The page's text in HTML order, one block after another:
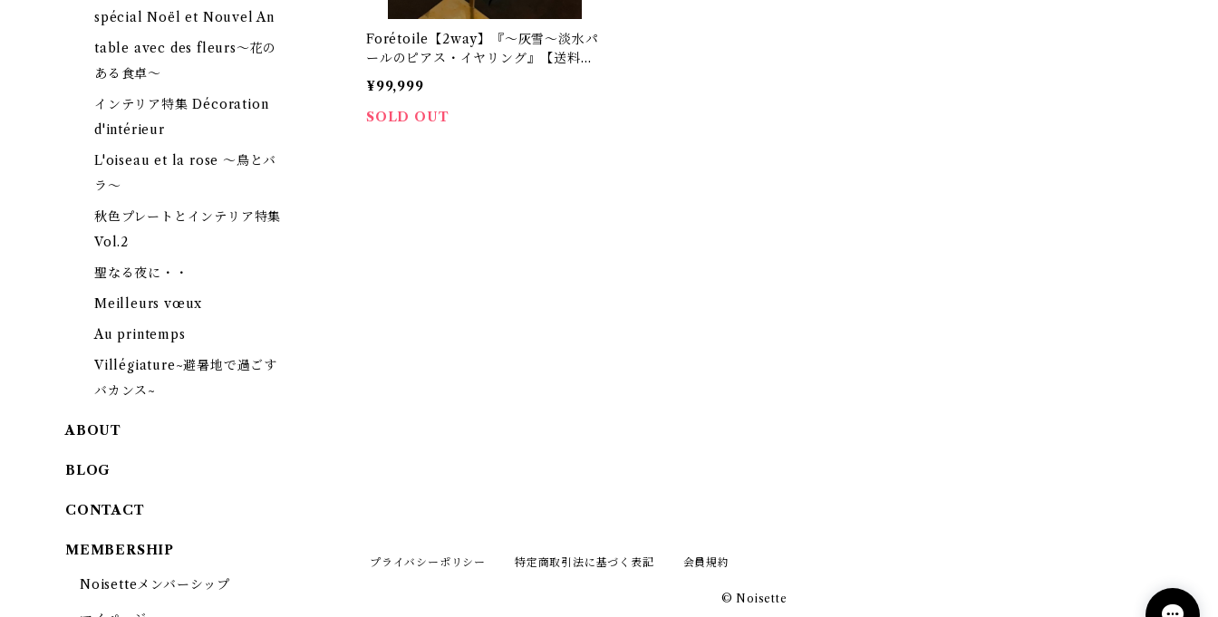
Forétoile【2way】『～灰雪～淡水パ
ールのピアス・イヤリング』【送料無
¥99,999
SOLD OUT
spécial Noël et Nouvel An
table avec des fleurs～花の
ある食卓～
インテリア特集 Décoration
d'intérieur
L'oiseau et la rose ～鳥とバ
ラ～
秋色プレートとインテリア特集
Vol.2
聖なる夜に・・
Meilleurs vœux
Au printemps
Villégiature~避暑地で過ごす
バカンス~
ABOUT
BLOG
CONTACT
MEMBERSHIP
Noisetteメンバーシップ
プライバシーポリシー 特定商取引法に基づく表記 会員規約
© Noisette